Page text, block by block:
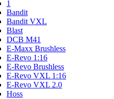
1
Bandit
Bandit VXL
Blast
DCB M41
E-Maxx Brushless
E-Revo 1:16
E-Revo Brushless
E-Revo VXL 1:16
E-Revo VXL 2.0
Hoss